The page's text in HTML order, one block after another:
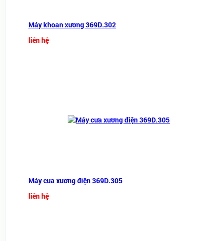
Máy khoan xương 369D.302
liên hệ
Máy cưa xương điện 369D.305
liên hệ